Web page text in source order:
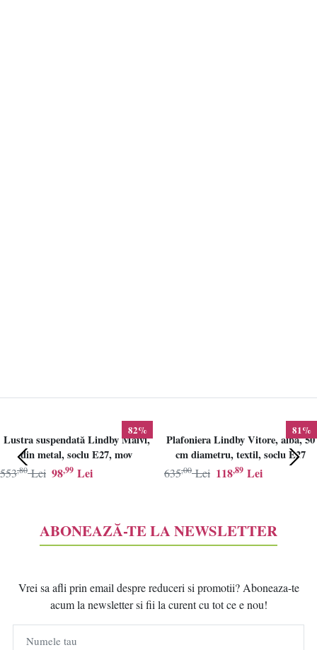
82%
Lustra suspendată Lindby Maivi,
din metal, soclu E27, mov
98,99 Lei
553,80 Lei
81%
Plafoniera Lindby Vitore, alba, 50
cm diametru, textil, soclu E27
118,89 Lei
635,00 Lei
ABONEAZĂ-TE LA NEWSLETTER
Vrei sa afli prin email despre reduceri si promotii? Aboneaza-te
acum la newsletter si fii la curent cu tot ce e nou!
Numele tau